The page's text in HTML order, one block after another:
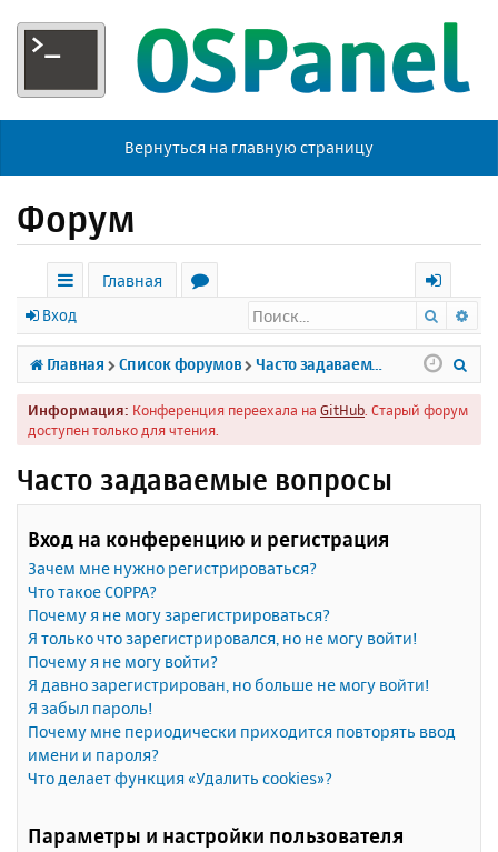
Вернуться на главную страницу
Форум
с
ы
л
к
Главная
р
у
м
х
о
д
Вход Поиск
Главная Список форумов Часто задаваемые вопросы
Информация: Конференция переехала на GitHub . Старый форум
доступен только для чтения.
Часто задаваемые вопросы
Вход на конференцию и регистрация
Зачем мне нужно регистрироваться?
Что такое COPPA?
Почему я не могу зарегистрироваться?
Я только что зарегистрировался, но не могу войти!
Почему я не могу войти?
Я давно зарегистрирован, но больше не могу войти!
Я забыл пароль!
Почему мне периодически приходится повторять ввод
имени и пароля?
Что делает функция «Удалить cookies»?
Параметры и настройки пользователя